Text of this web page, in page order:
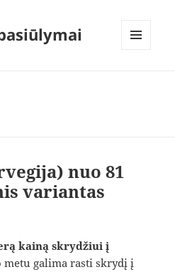
nuo 81
variantas
kainą skrydžiui į
metu galima rasti skrydį į